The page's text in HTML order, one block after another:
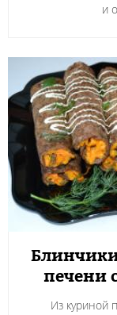
и
печени
Из куриной